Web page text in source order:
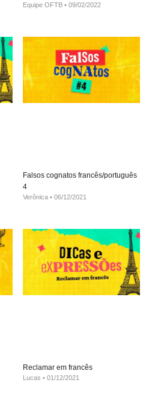
Equipe OFTB 09/02/2022
Falsos cognatos francês/português
4
Verônica 06/12/2021
Reclamar em francês
Lucas 01/12/2021